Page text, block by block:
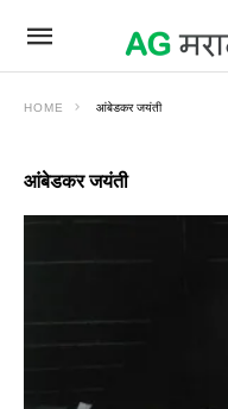
HOME आंबेडकर जयंती
आंबेडकर जयंती